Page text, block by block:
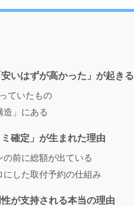
いはずが高かった」が起き
ていたもの
造」にある
確定」が生まれた理由
前に総額が出ている
にした取付予約の仕組み
が支持される本当の理由